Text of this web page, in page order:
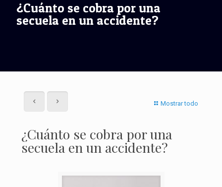
¿Cuánto se cobra por una
secuela en un accidente?
Mostrar todo
¿Cuánto se cobra por una
secuela en un accidente?